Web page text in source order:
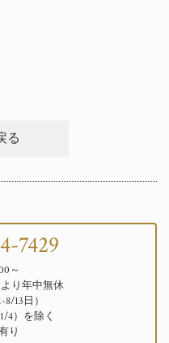
る
7429
～
り年中無休
13日）
4）を除く
り